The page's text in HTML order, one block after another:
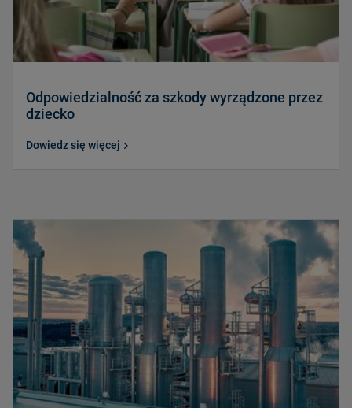
Odpowiedzialność za szkody wyrządzone przez
dziecko
Dowiedz się więcej